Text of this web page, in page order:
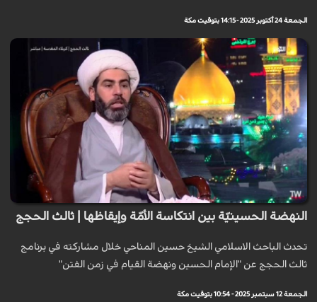
الجمعة 24 أكتوبر 2025 - 14:15 بتوقيت مكة
النهضة الحسينيّة بين انتكاسة الأمّة وإيقاظها | ثالث الحجج
تحدث الباحث الاسلامي الشیخ حسين المناحي خلال مشاركته في برنامج
ثالث الحجج عن "الإمام الحسين ونهضة القيام في زمن الفتن"
الجمعة 12 سبتمبر 2025 - 10:54 بتوقيت مكة